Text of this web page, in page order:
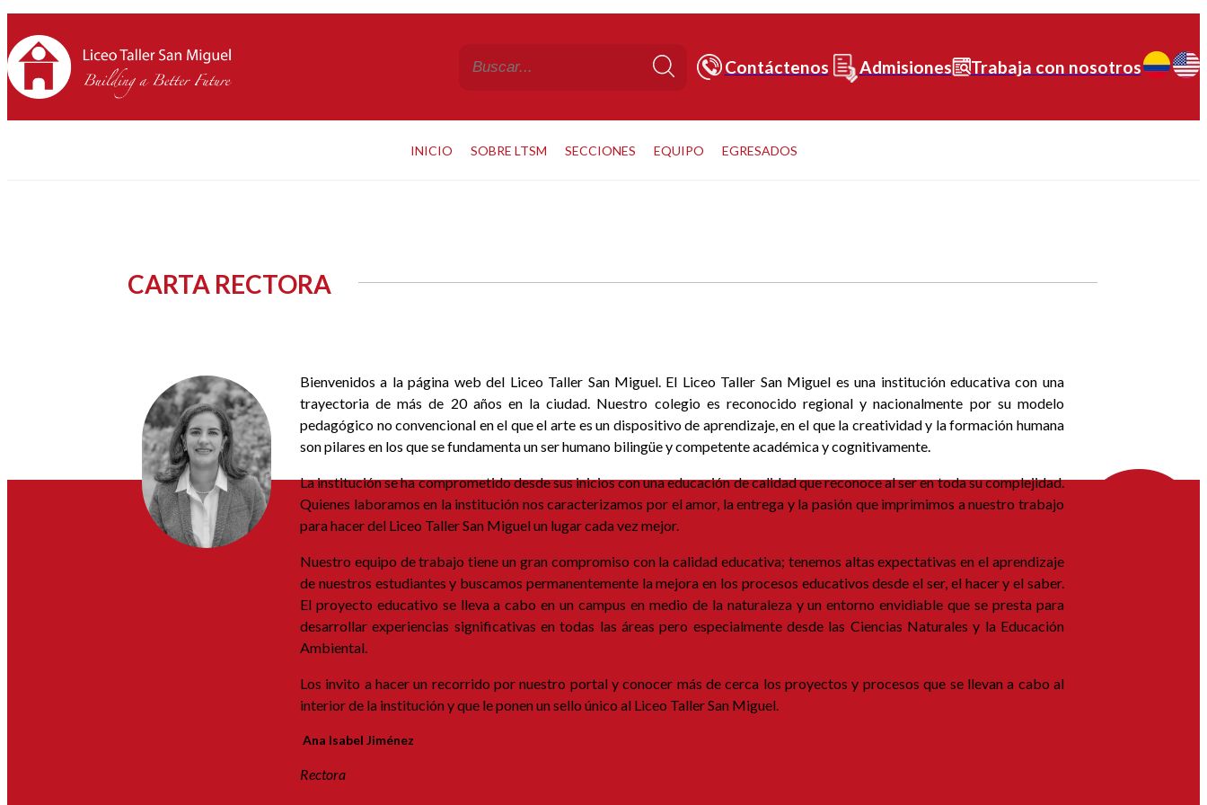
Contáctenos Admisiones Trabaja con nosotros
INICIO SOBRE LTSM SECCIONES EQUIPO EGRESADOS
CARTA RECTORA
Bienvenidos a la página web del Liceo Taller San Miguel. El Liceo Taller San Miguel es una institución educativa con una
trayectoria de más de 20 años en la ciudad. Nuestro colegio es reconocido regional y nacionalmente por su modelo
pedagógico no convencional en el que el arte es un dispositivo de aprendizaje, en el que la creatividad y la formación humana
son pilares en los que se fundamenta un ser humano bilingüe y competente académica y cognitivamente.
La institución se ha comprometido desde sus inicios con una educación de calidad que reconoce al ser en toda su complejidad.
Quienes laboramos en la institución nos caracterizamos por el amor, la entrega y la pasión que imprimimos a nuestro trabajo
para hacer del Liceo Taller San Miguel un lugar cada vez mejor.
Nuestro equipo de trabajo tiene un gran compromiso con la calidad educativa; tenemos altas expectativas en el aprendizaje
de nuestros estudiantes y buscamos permanentemente la mejora en los procesos educativos desde el ser, el hacer y el saber.
El proyecto educativo se lleva a cabo en un campus en medio de la naturaleza y un entorno envidiable que se presta para
desarrollar experiencias significativas en todas las áreas pero especialmente desde las Ciencias Naturales y la Educación
Ambiental.
Los invito a hacer un recorrido por nuestro portal y conocer más de cerca los proyectos y procesos que se llevan a cabo al
interior de la institución y que le ponen un sello único al Liceo Taller San Miguel.
Ana Isabel Jiménez
Rectora